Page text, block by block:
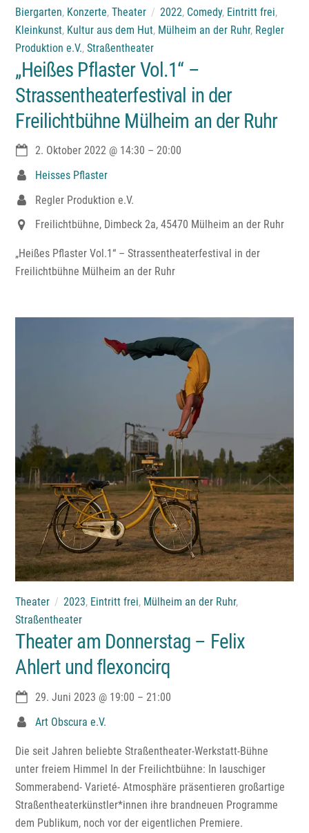
Biergarten, Konzerte, Theater 2022, Comedy, Eintritt frei,
Kleinkunst, Kultur aus dem Hut, Mülheim an der Ruhr, Regler
Produktion e.V., Straßentheater
„Heißes Pflaster Vol.1“ –
Strassentheaterfestival in der
Freilichtbühne Mülheim an der Ruhr
2. Oktober 2022 @ 14:30 – 20:00
Heisses Pflaster
Regler Produktion e.V.
Freilichtbühne, Dimbeck 2a, 45470 Mülheim an der Ruhr
„Heißes Pflaster Vol.1“ – Strassentheaterfestival in der
Freilichtbühne Mülheim an der Ruhr
Theater 2023, Eintritt frei, Mülheim an der Ruhr,
Straßentheater
Theater am Donnerstag – Felix
Ahlert und flexoncirq
29. Juni 2023 @ 19:00 – 21:00
Art Obscura e.V.
Die seit Jahren beliebte Straßentheater-Werkstatt-Bühne
unter freiem Himmel In der Freilichtbühne: In lauschiger
Sommerabend- Varieté- Atmosphäre präsentieren großartige
Straßentheaterkünstler*innen ihre brandneuen Programme
dem Publikum, noch vor der eigentlichen Premiere.